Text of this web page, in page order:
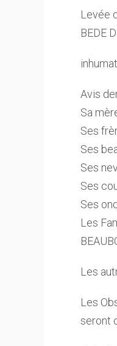
Levée
BEDE
Avis
Sa
Ses
Ses
Ses
Ses
Ses
Les
Les
Les
seront